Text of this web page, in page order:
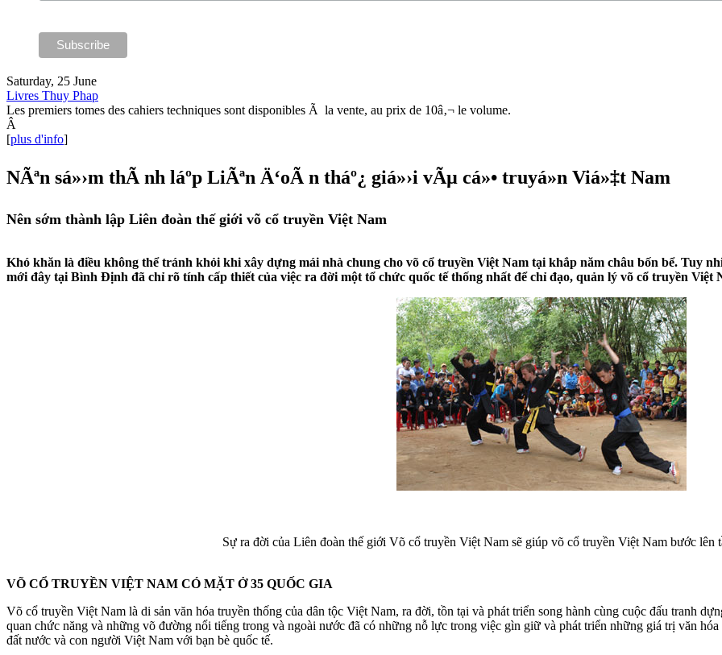
Saturday, 25 June
Livres Thuy Phap
Les premiers tomes des cahiers techniques sont disponibles Ã la vente, au prix de 10â‚¬ le volume.
Â
[plus d'info]
NÃªn sá»›m thÃ nh láº­p LiÃªn Ä‘oÃ n tháº¿ giá»›i vÃµ cá»• truyá»n Viá»‡t Nam
Nên sớm thành lập Liên đoàn thế giới võ cổ truyền Việt Nam
Khó khăn là điều không thể tránh khỏi khi xây dựng mái nhà chung cho võ cổ truyền Việt Nam tại khắp năm châu bốn bể. Tuy
mới đây tại Bình Định đã chỉ rõ tính cấp thiết của việc ra đời một tổ chức quốc tế thống nhất để chỉ đạo, quản lý võ cổ truyền Việt
Sự ra đời của Liên đoàn thế giới Võ cổ truyền Việt Nam sẽ giúp võ cổ truyền Việt Nam bước
VÕ CỔ TRUYỀN VIỆT NAM CÓ MẶT Ở 35 QUỐC GIA
Võ cổ truyền Việt Nam là di sản văn hóa truyền thống của dân tộc Việt Nam, ra đời, tồn tại và phát triển song hành cùng cuộc đấu tranh
quan chức năng và những võ đường nổi tiếng trong và ngoài nước đã có những nỗ lực trong việc gìn giữ và phát triển những giá trị văn
đất nước và con người Việt Nam với bạn bè quốc tế.